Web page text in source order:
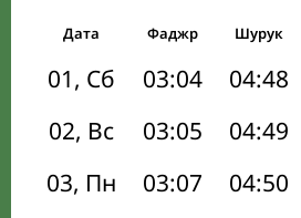
Дата Фаджр Шурук
01, Сб 03:04 04:48
02, Вс
03:05 04:49
03, Пн
03:07 04:50